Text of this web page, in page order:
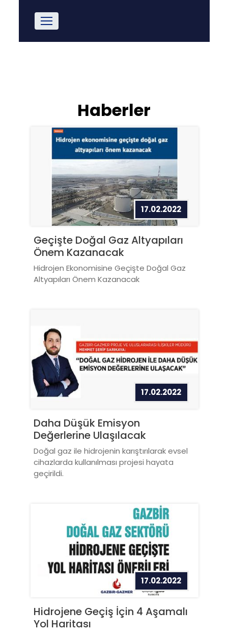
Haberler
17.02.2022
Geçişte Doğal Gaz Altyapıları
Önem Kazanacak
Hidrojen Ekonomisine Geçişte Doğal Gaz
Altyapıları Önem Kazanacak
17.02.2022
Daha Düşük Emisyon
Değerlerine Ulaşılacak
Doğal gaz ile hidrojenin karıştırılarak evsel
cihazlarda kullanılması projesi hayata
geçirildi.
17.02.2022
Hidrojene Geçiş İçin 4 Aşamalı
Yol Haritası